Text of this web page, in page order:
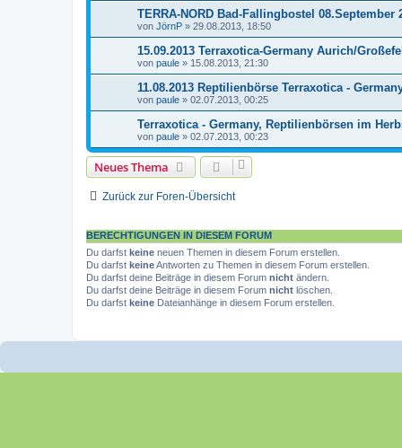
TERRA-NORD Bad-Fallingbostel 08.September
von JörnP » 29.08.2013, 18:50
15.09.2013 Terraxotica-Germany Aurich/
von paule » 15.08.2013, 21:30
11.08.2013 Reptilienbörse Terraxotica -
von paule » 02.07.2013, 00:25
Terraxotica - Germany, Reptilienbörsen im
von paule » 02.07.2013, 00:23
Neues Thema
Zurück zur Foren-Übersicht
BERECHTIGUNGEN IN DIESEM FORUM
Du darfst keine neuen Themen in diesem Forum erstellen.
Du darfst keineAntworten zu Themen in diesem Forum erstellen.
Du darfst deine Beiträge in diesem Forum nicht ändern.
Du darfst deine Beiträge in diesem Forum nicht löschen.
Du darfst keine Dateianhänge in diesem Forum erstellen.